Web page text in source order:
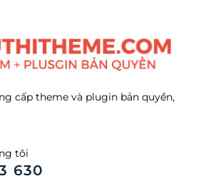
cấp theme và plugin bản quyền,
tôi
630